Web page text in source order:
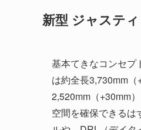
新型 ジャステ
基本てきなコンセプ
は約全長3,730mm
2,520mm（+30mm
空間を確保できるは